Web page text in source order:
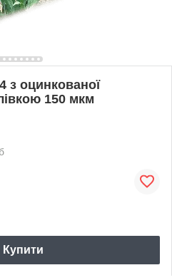
з оцинкованої
150 мкм
Купити